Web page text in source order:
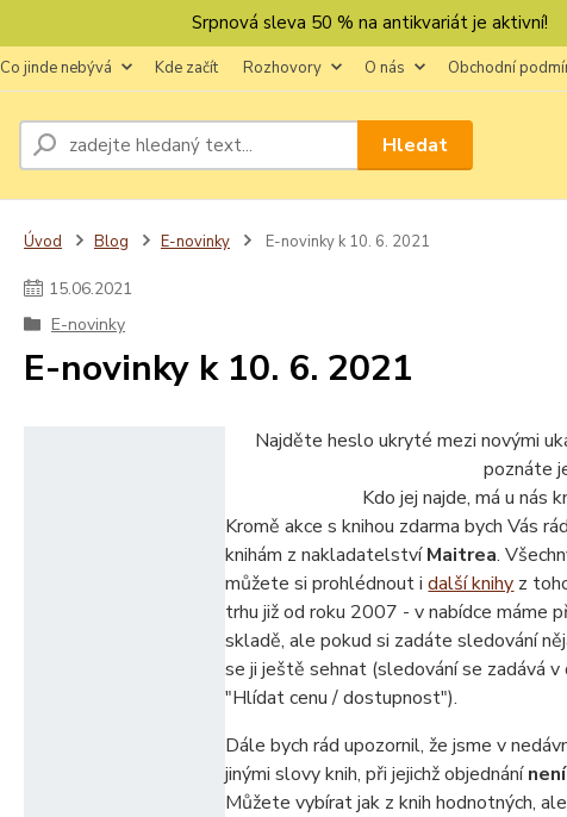
Srpnová sleva 50 % na antikvariát je aktivní!
Co jinde nebývá Kde začít Rozhovory O nás Obchodní
Hledat
Úvod Blog E-novinky E-novinky k 10. 6. 2021
15.06.2021
E-novinky
E-novinky k 10. 6. 2021
Najděte heslo ukryté mezi novými
poznáte
Kdo jej najde, má u nás
Kromě akce s knihou zdarma bych Vás
knihám z nakladatelstvíMaitrea.
můžete si prohlédnout idalší knihy z
trhu již od roku 2007 - v nabídce máme
skladě, ale pokud si zadáte sledování
se ji ještě sehnat (sledování se zadává
"Hlídat cenu / dostupnost").
Dále bych rád upozornil, že jsme v
jinými slovy knih, při jejichž objednání
Můžete vybírat jak z knih hodnotných,